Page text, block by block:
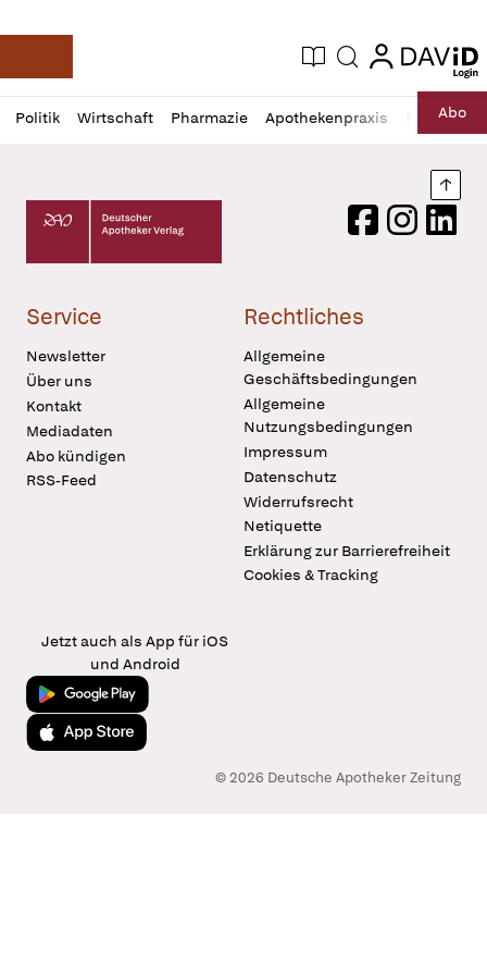
Deutsche Apotheker Zeitung
Aktuelle Ausgabe
Suche login
login
Politik Wirtschaft Pharmazie Apothekenpraxis RechtAbo
Profil
öffnen
Daz
Pur
Deutscher Apotheker Verlag Logo
FacebookInstagram
Service
Newsletter
Über uns
Kontakt
Mediadaten
Abo kündigen
RSS-Feed
Rechtliches
Allgemeine
Geschäftsbedingungen
Allgemeine
Nutzungsbedingungen
Impressum
Datenschutz
Widerrufsrecht
Netiquette
Erklärung zur Barrierefreiheit
Cookies & Tracking
Jetzt auch als App für iOS
und Android
Jetzt bei Google Play
Laden im App Store
© 2026 Deutsche Apotheker Zeitung